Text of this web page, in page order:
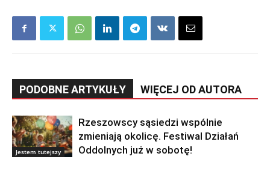
PODOBNE ARTYKUŁY WIĘCEJ OD AUTORA
Jestem tutejszy
Rzeszowscy sąsiedzi wspólnie
zmieniają okolicę. Festiwal Działań
Oddolnych już w sobotę!